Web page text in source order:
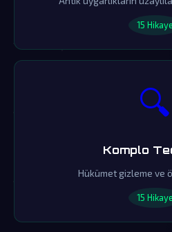
15 Hikaye
🔍
Komplo
Hükümet gizleme ve
15 Hikaye